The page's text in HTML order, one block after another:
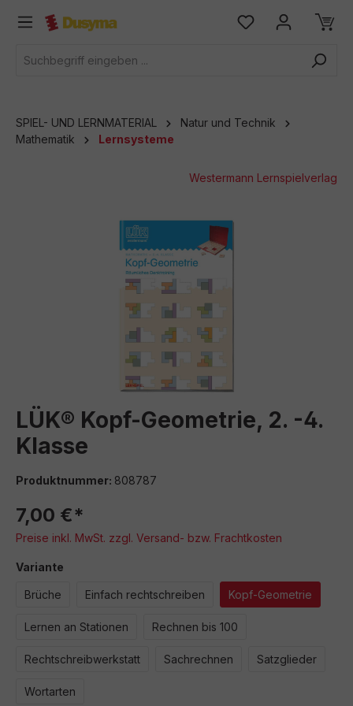
springen
SPIEL- UND LERNMATERIAL
Natur und Technik
Mathematik
Lernsysteme
Westermann Lernspielverlag
Bildergalerie überspringen
LÜK® Kopf-Geometrie, 2. -4.
Klasse
Produktnummer: 808787
7,00 €*
Preise inkl. MwSt. zzgl. Versand- bzw. Frachtkosten
Variante
Brüche Einfach rechtschreiben Kopf-Geometrie
Lernen an Stationen Rechnen bis 100
Rechtschreibwerkstatt Sachrechnen Satzglieder
Wortarten